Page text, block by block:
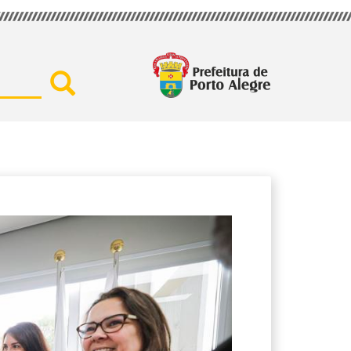
Buscar por secretaria,